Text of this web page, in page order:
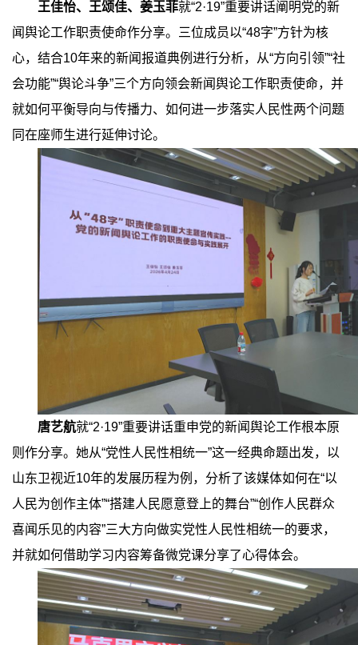
王佳怡、王颂佳、姜玉菲就“2·19”重要讲话阐明党的新
闻舆论工作职责使命作分享。三位成员以“48字”方针为核
心，结合10年来的新闻报道典例进行分析，从“方向引领”“社
会功能”“舆论斗争”三个方向领会新闻舆论工作职责使命，并
就如何平衡导向与传播力、如何进一步落实人民性两个问题
同在座师生进行延伸讨论。
唐艺航就“2·19”重要讲话重申党的新闻舆论工作根本原
则作分享。她从“党性人民性相统一”这一经典命题出发，以
山东卫视近10年的发展历程为例，分析了该媒体如何在“以
人民为创作主体”“搭建人民愿意登上的舞台”“创作人民群众
喜闻乐见的内容”三大方向做实党性人民性相统一的要求，
并就如何借助学习内容筹备微党课分享了心得体会。